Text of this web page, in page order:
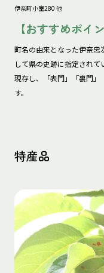
伊奈町小室280 他
【おすすめポイン
町名の由来となった伊奈忠
して県の史跡に指定され
現存し、「表門」「裏門」
す。
特産品